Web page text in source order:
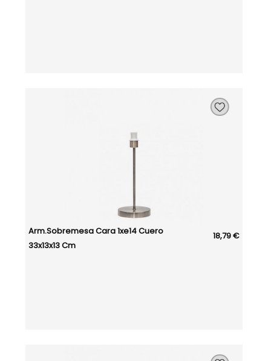
Arm.sobremesa Cara 1xe14 Cuero
33x13x13 Cm
18,79 €